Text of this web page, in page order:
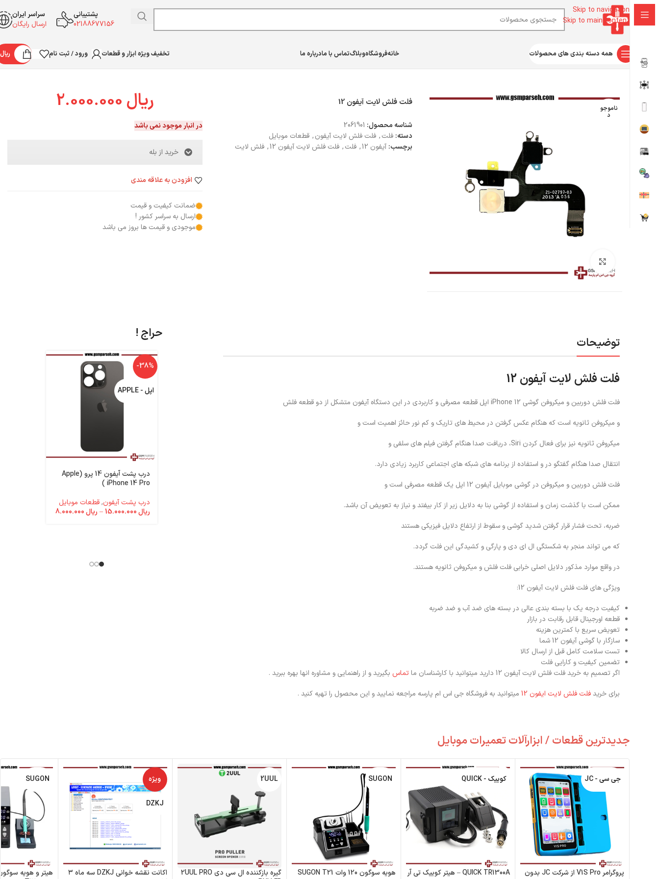
Skip to navigation
Skip to main content
پشتیبانی
02188677156
سراسر ایران
ارسال رایگان
همه دسته بندی های محصولات خانهفروشگاهوبلاگتماس با مادرباره ما تخفیف ویژه ابزار و قطعات ورود / ثبت نام ریال
خانه
ناموجو
د
فلت فلش لایت آیفون 12
شناسه محصول: 2061901
دسته: فلت, فلت فلش لايت آیفون, قطعات موبایل
برچسب: آیفون 12 , فلت, فلت فلش لایت آیفون 12 , فلش لایت
ریال
در انبار موجود نمی باشد
خرید از بله
افزودن به علاقه مندی
ضمانت کیفیت و قیمت
ارسال به سراسر کشور !
موجودی و قیمت ها بروز می باشد
توضیحات
فلت فلش لایت آیفون 12
فلت فلش دوربین و میکروفن گوشی iPhone 12 اپل قطعه مصرفی و کاربردی در این دستگاه آیفون متشکل از دو قطعه فلش
و میکروفن ثانویه است که هنگام عکس گرفتن در محیط های تاریک و کم نور حائز اهمیت است و
میکروفن ثانویه نیز برای فعال کردن Siri، دریافت صدا هنگام گرفتن فیلم های سلفی و
انتقال صدا هنگام گفتگو در و استفاده از برنامه های شبکه های اجتماعی کاربرد زیادی دارد.
فلت فلش دوربین و میکروفن در گوشی موبایل آیفون 12 اپل یک قطعه مصرفی است و
ممکن است با گذشت زمان و استفاده از گوشی بنا به دلایل زیر از کار بیفتد و نیاز به تعویض آن باشد.
ضربه، تحت فشار قرار گرفتن شدید گوشی و سقوط از ارتفاع دلایل فیزیکی هستند
که می تواند منجر به شکستگی ال ای دی و پارگی و کشیدگی این فلت گردد.
در واقع موارد مذکور دلایل اصلی خرابی فلت فلش و میکروفن ثانویه هستند.
ویژگی های فلت فلش لایت آیفون 12:
کیفیت درجه یک با بسته بندی عالی در بسته های ضد آب و ضد ضربه
قطعه اورجینال قابل رقابت در بازار
تعویض سریع با کمترین هزینه
سازگار با گوشی آیفون 12 شما
تست سلامت کامل قبل از ارسال کالا
تضمین کیفیت و کارایی فلت
اگر تصمیم به خرید فلت فلش لایت آیفون 12 دارید میتوانید با کارشناسان ما
تماس بگیرید و از راهنمایی و مشاوره انها بهره ببرید .
برای خریدفلت فلش لایت ایفون 12 میتوانید به فروشگاه جی اس ام پارسه مراجعه نمایید و این محصول را تهیه کنید .
حراج !
-38%
اپل - APPLE
درب پشت آیفون 14 پرو (Apple
iPhone 14 Pro )
درب پشت آیفون,قطعات موبایل
ریال
– ریال
جدیدترین قطعات / ابزارآلات تعمیرات موبایل
جی سی - JC
پروگرامر V1S Pro از شرکت JC بدون
کوییک - QUICK
QUICK TR1300A – هیتر کوییک تی آر
SUGON
هویه سوگون 120 وات SUGON T21
2UUL
گیره بازکننده ال سی دی 2UUL PRO
ویژه
DZKJ
اکانت نقشه خوانی DZKJ سه ماه ۳
SUGON